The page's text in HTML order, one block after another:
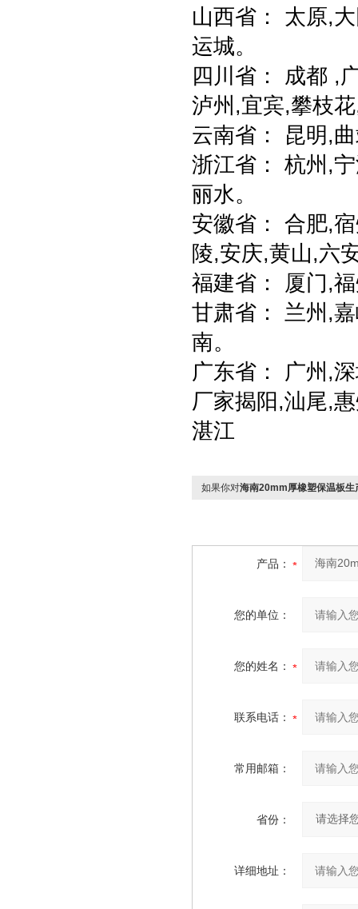
山西省： 太原,
运城。
四川省： 成都 ,
泸州,宜宾,攀枝
云南省： 昆明,
浙江省： 杭州,
丽水。
安徽省： 合肥,
陵,安庆,黄山,六
福建省： 厦门,
甘肃省： 兰州,
南。
广东省： 广州,
厂家揭阳,汕尾,
湛江
如果你对海南20mm厚橡塑保温板生
产品：
您的单位：
您的姓名：
联系电话：
常用邮箱：
省份：
详细地址：